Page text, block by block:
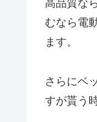
高品質な
むなら電
ます。
さらにベ
すが貰う